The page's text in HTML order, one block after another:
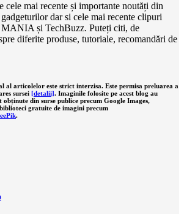
cele mai recente și importante noutăți din
dar si cele mai recente clipuri
și TechBuzz. Puteți citi, de
diferite produse, tutoriale, recomandări de
al articolelor este strict interzisa. Este permisa preluarea a
sursei [detalii]. Imaginile folosite pe acest blog au
din surse publice precum Google Images,
gratuite de imagini precum
.